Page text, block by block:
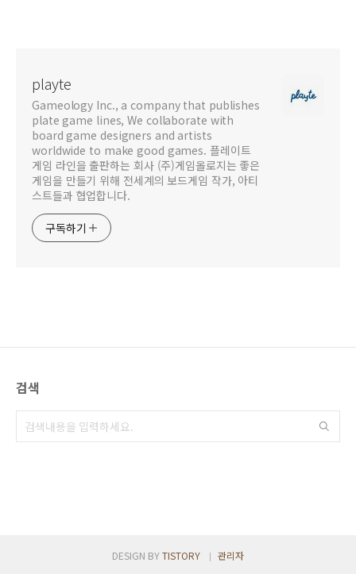
playte
Gameology Inc., a company that publishes
plate game lines, We collaborate with
board game designers and artists
worldwide to make good games. 플레이트
게임 라인을 출판하는 회사 (주)게임올로지는 좋은
게임을 만들기 위해 전세계의 보드게임 작가, 아티
스트들과 협업합니다.
구독하기
검색
DESIGN BYTISTORY 관리자